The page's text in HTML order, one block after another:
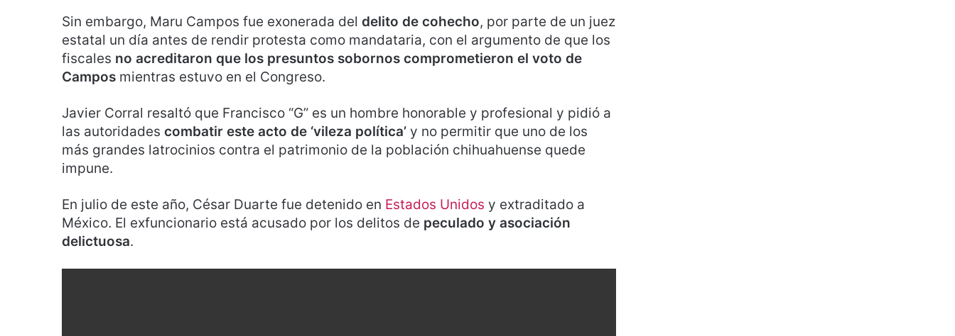
Sin embargo, Maru Campos fue exonerada del delito de cohecho, por parte de un juez
estatal un día antes de rendir protesta como mandataria, con el argumento de que los
fiscales no acreditaron que los presuntos sobornos comprometieron el voto de
Campos mientras estuvo en el Congreso.
Javier Corral resaltó que Francisco “G” es un hombre honorable y profesional y pidió a
las autoridades combatir este acto de ‘vileza política’ y no permitir que uno de los
más grandes latrocinios contra el patrimonio de la población chihuahuense quede
impune.
En julio de este año, César Duarte fue detenido en Estados Unidos y extraditado a
México. El exfuncionario está acusado por los delitos de peculado y asociación
delictuosa.